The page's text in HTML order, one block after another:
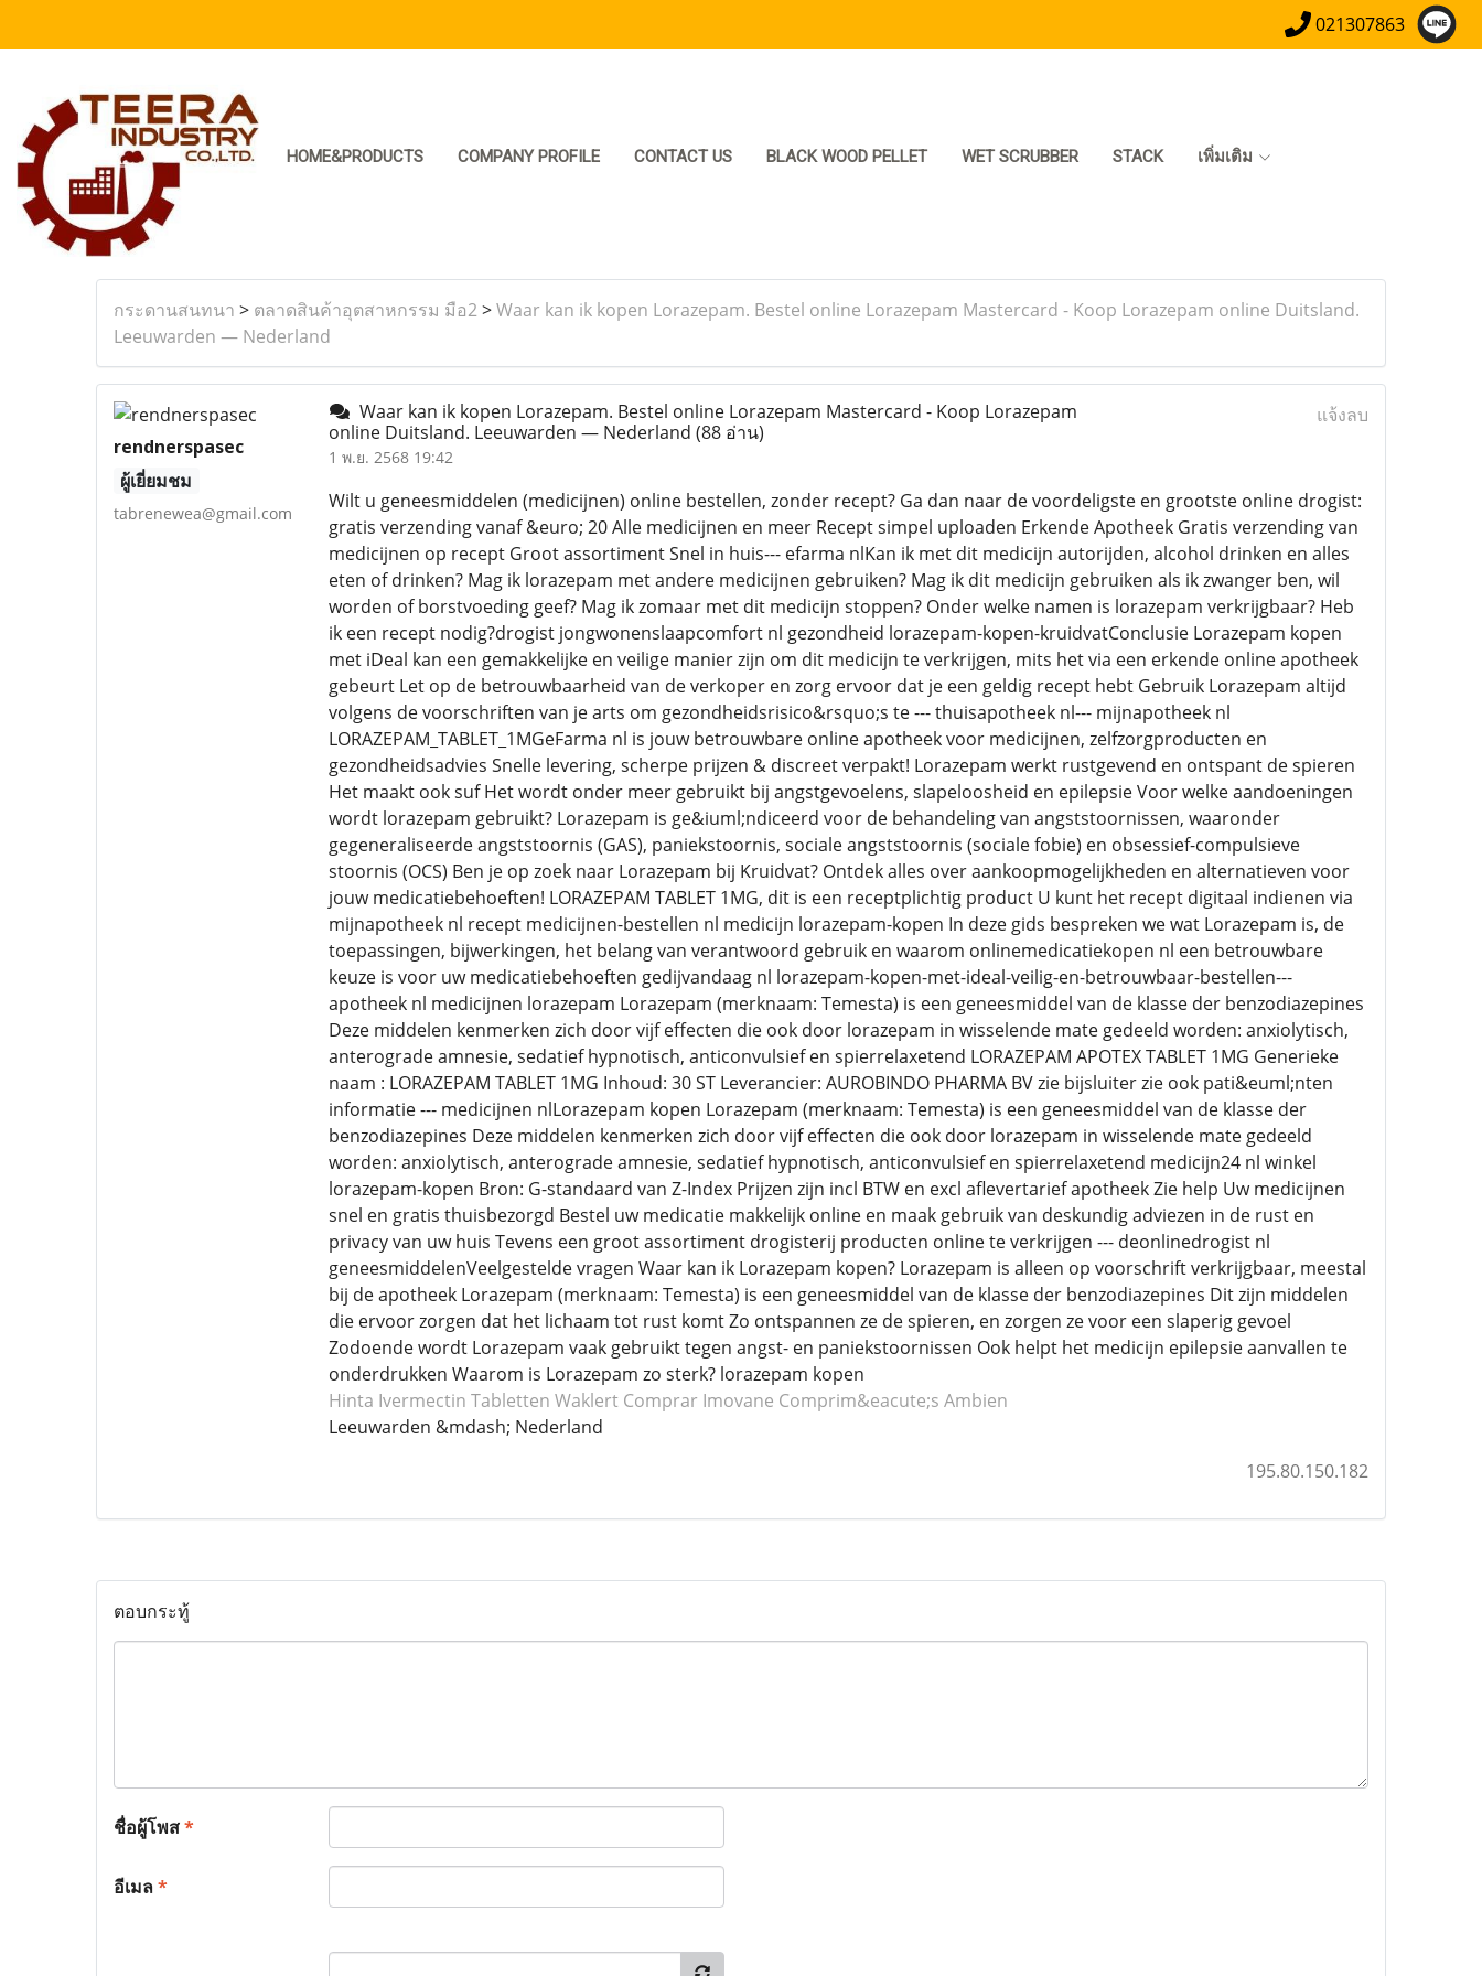
021307863
HOME&PRODUCTS COMPANY PROFILE CONTACT US BLACK WOOD PELLET WET SCRUBBER STACK เพิ่มเติม
กระดานสนทนา > ตลาดสินค้าอุตสาหกรรม มือ2>Waar kan ik kopen Lorazepam. Bestel online Lorazepam Mastercard - Koop Lorazepam online Duitsland.
Leeuwarden — Nederland
rendnerspasec
ผู้เยี่ยมชม
tabrenewea@gmail.com
Waar kan ik kopen Lorazepam. Bestel online Lorazepam Mastercard - Koop Lorazepam
online Duitsland. Leeuwarden — Nederland (88 อ่าน)
1 พ.ย. 2568 19:42
แจ้งลบ
Wilt u geneesmiddelen (medicijnen) online bestellen, zonder recept? Ga dan naar de voordeligste en grootste online drogist:
gratis verzending vanaf &euro; 20 Alle medicijnen en meer Recept simpel uploaden Erkende Apotheek Gratis verzending van
medicijnen op recept Groot assortiment Snel in huis--- efarma nlKan ik met dit medicijn autorijden, alcohol drinken en alles
eten of drinken? Mag ik lorazepam met andere medicijnen gebruiken? Mag ik dit medicijn gebruiken als ik zwanger ben, wil
worden of borstvoeding geef? Mag ik zomaar met dit medicijn stoppen? Onder welke namen is lorazepam verkrijgbaar? Heb
ik een recept nodig?drogist jongwonenslaapcomfort nl gezondheid lorazepam-kopen-kruidvatConclusie Lorazepam kopen
met iDeal kan een gemakkelijke en veilige manier zijn om dit medicijn te verkrijgen, mits het via een erkende online apotheek
gebeurt Let op de betrouwbaarheid van de verkoper en zorg ervoor dat je een geldig recept hebt Gebruik Lorazepam altijd
volgens de voorschriften van je arts om gezondheidsrisico&rsquo;s te --- thuisapotheek nl--- mijnapotheek nl
LORAZEPAM_TABLET_1MGeFarma nl is jouw betrouwbare online apotheek voor medicijnen, zelfzorgproducten en
gezondheidsadvies Snelle levering, scherpe prijzen & discreet verpakt! Lorazepam werkt rustgevend en ontspant de spieren
Het maakt ook suf Het wordt onder meer gebruikt bij angstgevoelens, slapeloosheid en epilepsie Voor welke aandoeningen
wordt lorazepam gebruikt? Lorazepam is ge&iuml;ndiceerd voor de behandeling van angststoornissen, waaronder
gegeneraliseerde angststoornis (GAS), paniekstoornis, sociale angststoornis (sociale fobie) en obsessief-compulsieve
stoornis (OCS) Ben je op zoek naar Lorazepam bij Kruidvat? Ontdek alles over aankoopmogelijkheden en alternatieven voor
jouw medicatiebehoeften! LORAZEPAM TABLET 1MG, dit is een receptplichtig product U kunt het recept digitaal indienen via
mijnapotheek nl recept medicijnen-bestellen nl medicijn lorazepam-kopen In deze gids bespreken we wat Lorazepam is, de
toepassingen, bijwerkingen, het belang van verantwoord gebruik en waarom onlinemedicatiekopen nl een betrouwbare
keuze is voor uw medicatiebehoeften gedijvandaag nl lorazepam-kopen-met-ideal-veilig-en-betrouwbaar-bestellen---
apotheek nl medicijnen lorazepam Lorazepam (merknaam: Temesta) is een geneesmiddel van de klasse der benzodiazepines
Deze middelen kenmerken zich door vijf effecten die ook door lorazepam in wisselende mate gedeeld worden: anxiolytisch,
anterograde amnesie, sedatief hypnotisch, anticonvulsief en spierrelaxetend LORAZEPAM APOTEX TABLET 1MG Generieke
naam : LORAZEPAM TABLET 1MG Inhoud: 30 ST Leverancier: AUROBINDO PHARMA BV zie bijsluiter zie ook pati&euml;nten
informatie --- medicijnen nlLorazepam kopen Lorazepam (merknaam: Temesta) is een geneesmiddel van de klasse der
benzodiazepines Deze middelen kenmerken zich door vijf effecten die ook door lorazepam in wisselende mate gedeeld
worden: anxiolytisch, anterograde amnesie, sedatief hypnotisch, anticonvulsief en spierrelaxetend medicijn24 nl winkel
lorazepam-kopen Bron: G-standaard van Z-Index Prijzen zijn incl BTW en excl aflevertarief apotheek Zie help Uw medicijnen
snel en gratis thuisbezorgd Bestel uw medicatie makkelijk online en maak gebruik van deskundig adviezen in de rust en
privacy van uw huis Tevens een groot assortiment drogisterij producten online te verkrijgen --- deonlinedrogist nl
geneesmiddelenVeelgestelde vragen Waar kan ik Lorazepam kopen? Lorazepam is alleen op voorschrift verkrijgbaar, meestal
bij de apotheek Lorazepam (merknaam: Temesta) is een geneesmiddel van de klasse der benzodiazepines Dit zijn middelen
die ervoor zorgen dat het lichaam tot rust komt Zo ontspannen ze de spieren, en zorgen ze voor een slaperig gevoel
Zodoende wordt Lorazepam vaak gebruikt tegen angst- en paniekstoornissen Ook helpt het medicijn epilepsie aanvallen te
onderdrukken Waarom is Lorazepam zo sterk? lorazepam kopen
Hinta Ivermectin Tabletten Waklert Comprar Imovane Comprim&eacute;s Ambien
Leeuwarden &mdash; Nederland
195.80.150.182
ตอบกระทู้
ชื่อผู้โพส*
อีเมล*